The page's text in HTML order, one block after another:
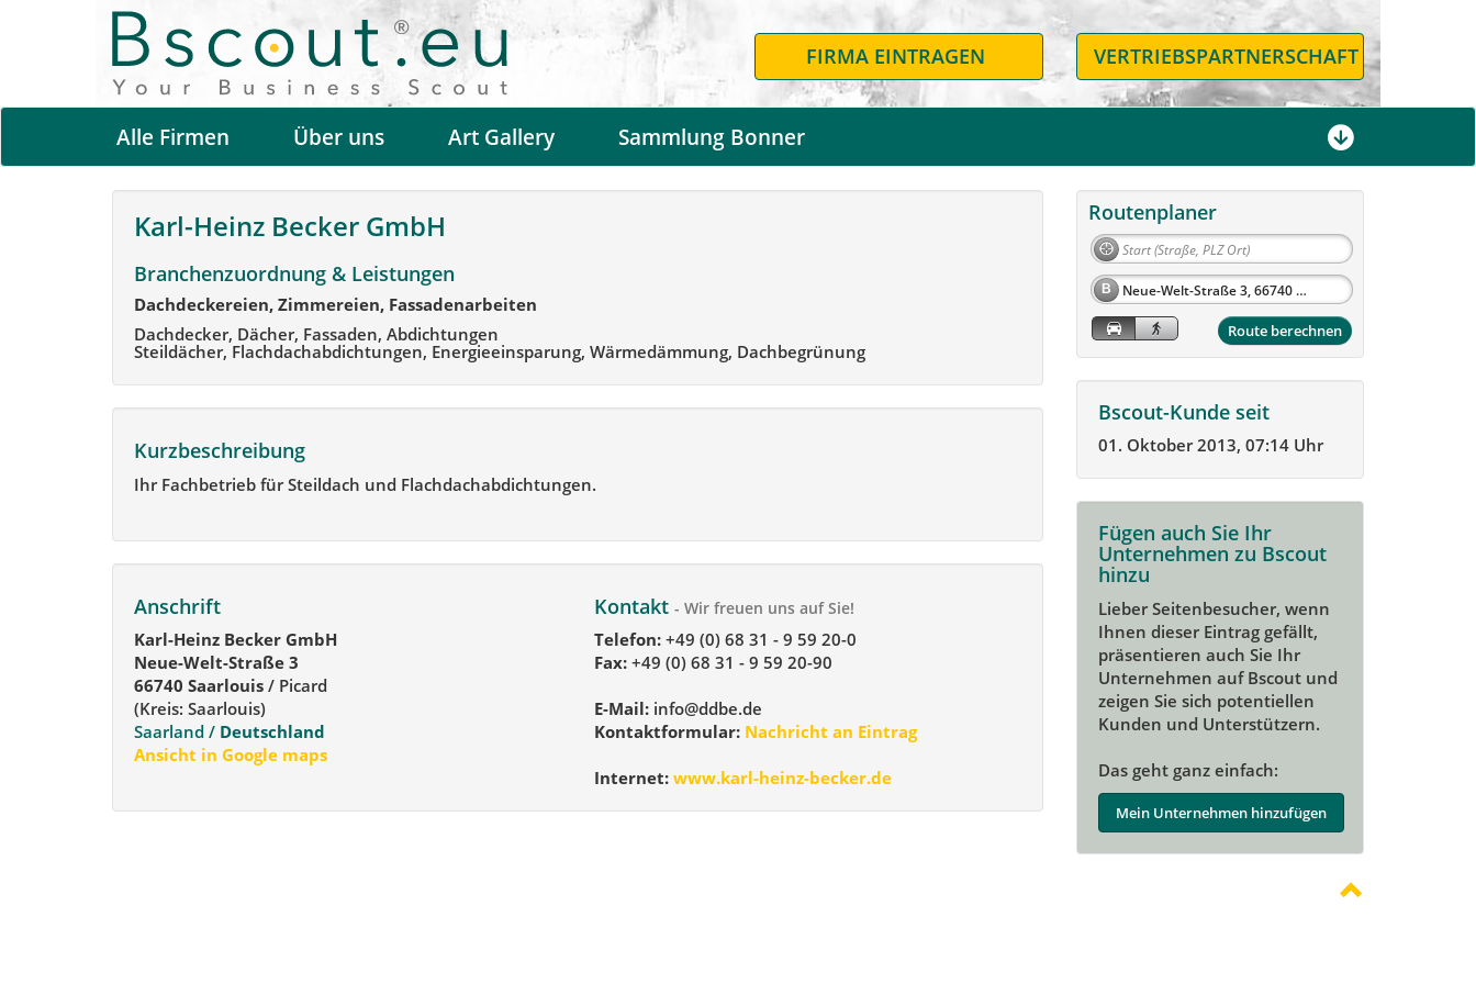
FIRMA EINTRAGEN VERTRIEBSPARTNERSCHAFT
Alle Firmen Über uns Art Gallery Sammlung Bonner
Karl-Heinz Becker GmbH
Branchenzuordnung & Leistungen
Dachdeckereien, Zimmereien, Fassadenarbeiten
Dachdecker, Dächer, Fassaden, Abdichtungen
Steildächer, Flachdachabdichtungen, Energieeinsparung, Wärmedämmung, Dachbegrünung
Kurzbeschreibung
Ihr Fachbetrieb für Steildach und Flachdachabdichtungen.
Anschrift
Karl-Heinz Becker GmbH
Neue-Welt-Straße 3
66740 Saarlouis / Picard
(Kreis: Saarlouis)
Saarland / Deutschland
Ansicht in Google maps
Kontakt - Wir freuen uns auf Sie!
Telefon:+49 (0) 68 31 - 9 59 20-0
Fax:+49 (0) 68 31 - 9 59 20-90
E-Mail:info@ddbe.de
Kontaktformular:Nachricht an Eintrag
Internet: www.karl-heinz-becker.de
Routenplaner
B
Route berechnen
Bscout-Kunde seit
01. Oktober 2013, 07:14 Uhr
Fügen auch Sie Ihr
Unternehmen zu Bscout
hinzu
Lieber Seitenbesucher, wenn
Ihnen dieser Eintrag gefällt,
präsentieren auch Sie Ihr
Unternehmen auf Bscout und
zeigen Sie sich potentiellen
Kunden und Unterstützern.
Das geht ganz einfach:
Mein Unternehmen hinzufügen